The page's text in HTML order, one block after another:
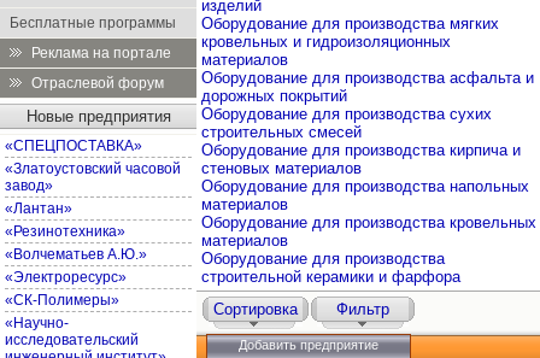
Бесплатные программы
Реклама на портале
Отраслевой форум
Новые предприятия
«СПЕЦПОСТАВКА»
«Златоустовский часовой
завод»
«Лантан»
«Резинотехника»
«Волчематьев А.Ю.»
«Электроресурс»
«СК-Полимеры»
«Научно-
исследовательский
изделий
Оборудование для производства мягких
кровельных и гидроизоляционных
материалов
Оборудование для производства асфальта и
дорожных покрытий
Оборудование для производства сухих
строительных смесей
Оборудование для производства кирпича и
стеновых материалов
Оборудование для производства напольных
материалов
Оборудование для производства кровельных
материалов
Оборудование для производства
строительной керамики и фарфора
Сортировка
Фильтр
Добавить предприятие